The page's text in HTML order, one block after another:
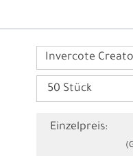
Invercote
Einzelpreis: